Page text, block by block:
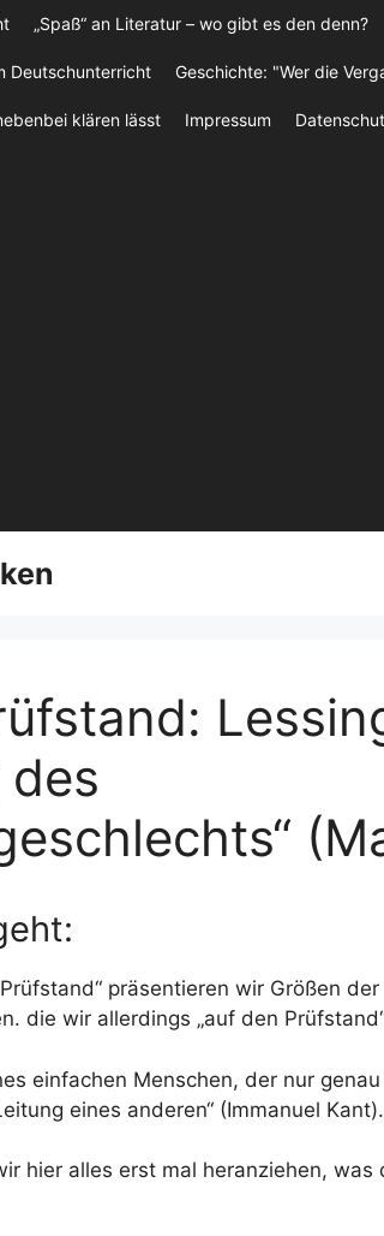
„Spaß“ an Literatur – wo gibt es den denn?
Deutschunterricht Geschichte: "Wer die
klären lässt Impressum
des
präsentieren wir Größen
die wir allerdings „auf den
einfachen Menschen, der nur
eines anderen“ (Immanuel Kant).
hier alles erst mal heranziehen, was